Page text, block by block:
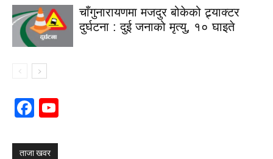
चाँगुनारायणमा मजदुर बोकेको ट्र्याक्टर
दुर्घटना : दुई जनाको मृत्यु, १० घाइते
Facebook
ताजा खवर